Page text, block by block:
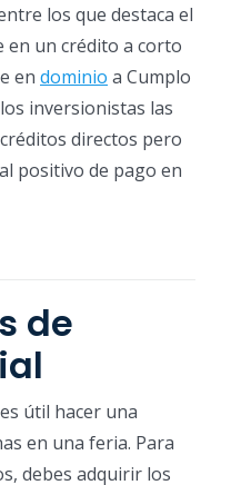
los que destaca el
en un crédito a corto
en dominio a Cumplo
inversionistas las
directos pero
positivo de pago en
de
útil hacer una
en una feria. Para
debes adquirir los